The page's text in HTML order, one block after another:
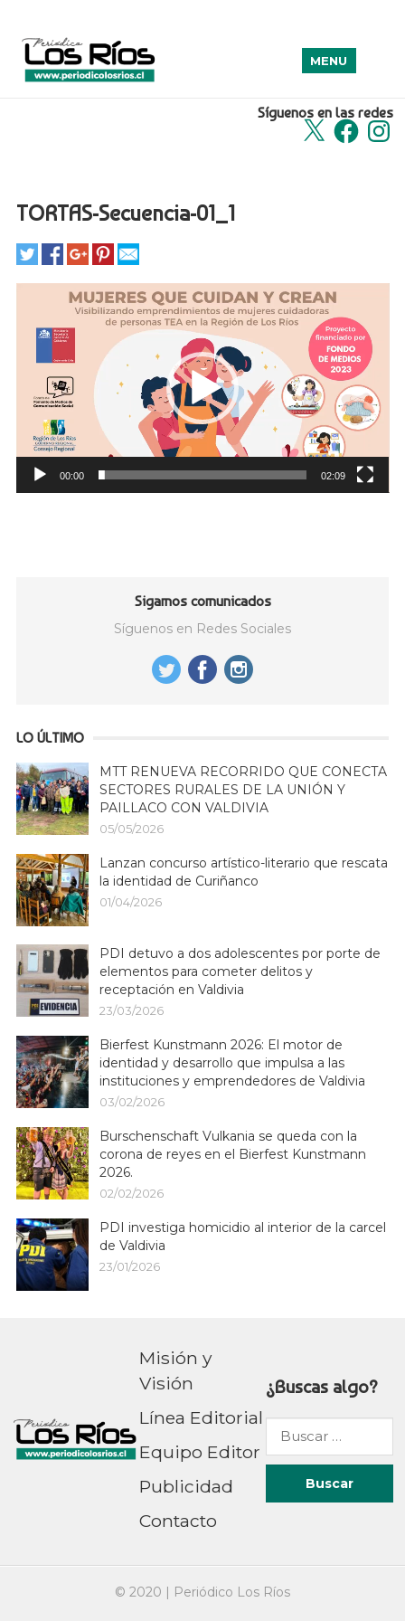
Síguenos en las redes
X Facebook
MENU
TORTAS-Secuencia-01_1
Reproductor
Video
00:00 02:09
Sigamos comunicados
Síguenos en Redes Sociales
LO ÚLTIMO
MTT RENUEVA RECORRIDO QUE CONECTA
SECTORES RURALES DE LA UNIÓN Y
PAILLACO CON VALDIVIA
05/05/2026
Lanzan concurso artístico-literario que rescata
la identidad de Curiñanco
01/04/2026
PDI detuvo a dos adolescentes por porte de
elementos para cometer delitos y
receptación en Valdivia
23/03/2026
Bierfest Kunstmann 2026: El motor de
identidad y desarrollo que impulsa a las
instituciones y emprendedores de Valdivia
03/02/2026
Burschenschaft Vulkania se queda con la
corona de reyes en el Bierfest Kunstmann
2026.
02/02/2026
PDI investiga homicidio al interior de la carcel
de Valdivia
23/01/2026
Misión y
Visión
Línea Editorial
Equipo Editor
Publicidad
Contacto
¿Buscas algo?
Buscar
por:
© 2020 | Periódico Los Ríos